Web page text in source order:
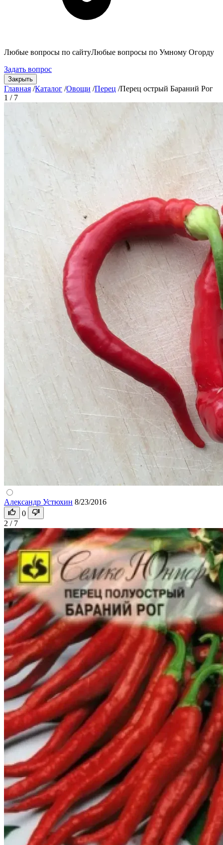
Любые вопросы по сайтуЛюбые вопросы по Умному Огорду
Задать вопрос
Закрыть
Главная /Каталог /Овощи /Перец /Перец острый Бараний Рог
1 / 7
Александр Устюхин 8/23/2016
0
2 / 7